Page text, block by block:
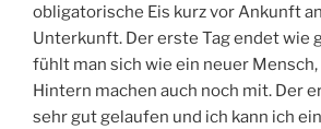
obligatorische Eis kurz vor Ankunft
Unterkunft. Der erste Tag endet wie
fühlt man sich wie ein neuer Mensch,
Hintern machen auch noch mit. Der
sehr gut gelaufen und ich kann ich